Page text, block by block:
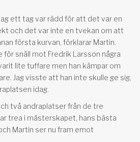
ett tag var rädd för att det var en
och det var inte en tvekan om att
första kurvan, förklarar Martin.
för snäll mot Fredrik Larsson några
lite tuffare men han kämpar om
Jag visste att han inte skulle ge sig,
idag.
två andraplatser från de tre
trea i mästerskapet, hans bästa
Martin ser nu fram emot